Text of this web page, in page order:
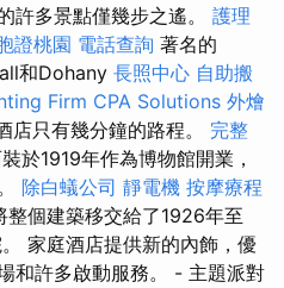
許多景點僅幾步之遙。 護理
證桃園 電話查詢 著名的
和Dohany 長照中心 自助搬
Firm CPA Solutions 外燴
店只有幾分鐘的路程。 完整
於1919年作為博物館開業，
除白蟻公司 靜電機 按摩療程
整個建築移交給了1926年至
家庭酒店提供新的內飾，優
和許多啟動服務。 - 主題派對